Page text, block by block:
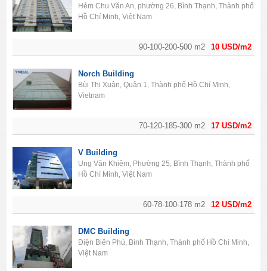
10 USD/m2
90-100-200-500 m2
Hẻm Chu Văn An, phường 26, Bình Thạnh, Thành phố
Hồ Chí Minh, Việt Nam
17 USD/m2
70-120-185-300 m2
Norch Building
Bùi Thị Xuân, Quận 1, Thành phố Hồ Chí Minh,
Vietnam
12 USD/m2
60-78-100-178 m2
V Building
Ung Văn Khiêm, Phường 25, Bình Thạnh, Thành phố
Hồ Chí Minh, Việt Nam
DMC Building
Điện Biên Phủ, Bình Thạnh, Thành phố Hồ Chí Minh,
Việt Nam